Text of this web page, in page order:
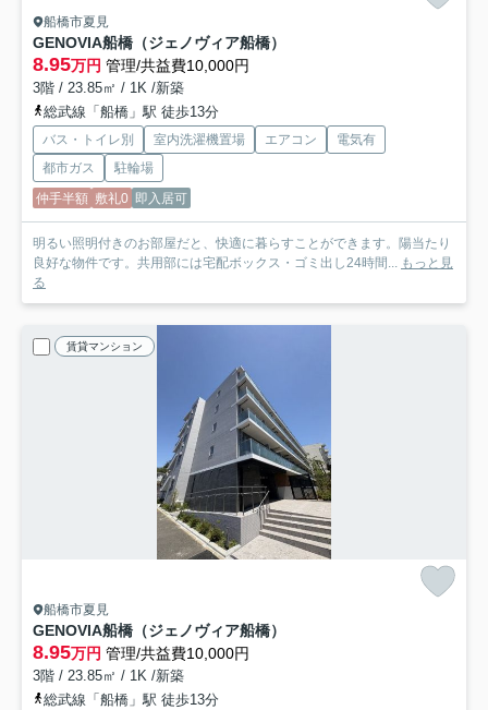
船橋市夏見
GENOVIA船橋（ジェノヴィア船橋）
8.95万円 管理/共益費10,000円
3階 / 23.85㎡ / 1K /新築
総武線「船橋」駅 徒歩13分
バス・トイレ別 室内洗濯機置場 エアコン
電気有
都市ガス
駐輪場
仲手半額 敷礼0 即入居可
明るい照明付きのお部屋だと、快適に暮らすことができます。陽当たり
良好な物件です。共用部には宅配ボックス・ゴミ出し24時間... もっと見
る
賃貸マンション
船橋市夏見
GENOVIA船橋（ジェノヴィア船橋）
8.95万円 管理/共益費10,000円
3階 / 23.85㎡ / 1K /新築
総武線「船橋」駅 徒歩13分